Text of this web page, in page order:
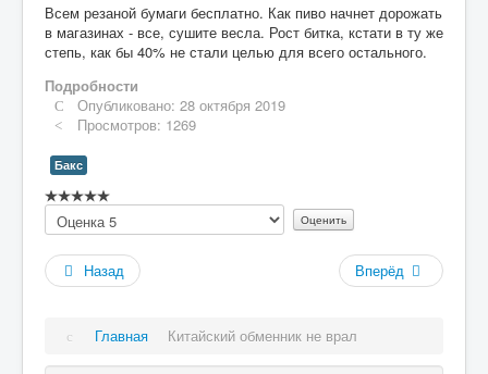
Всем резаной бумаги бесплатно. Как пиво начнет дорожать
в магазинах - все, сушите весла. Рост битка, кстати в ту же
степь, как бы 40% не стали целью для всего остального.
Подробности
Опубликовано: 28 октября 2019
Просмотров: 1269
Бакс
Рейтинг:
/
Пожалуйста,
оцените
Назад
Вперёд
Главная Китайский обменник не врал